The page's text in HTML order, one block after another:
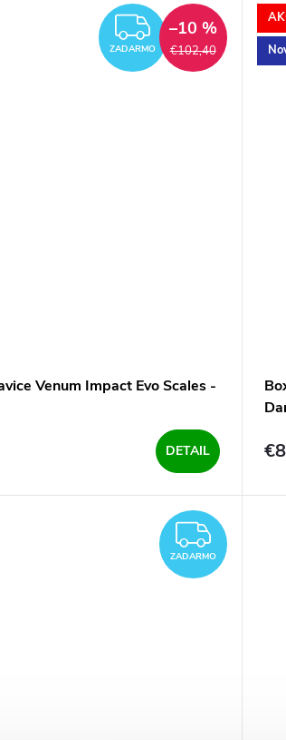
ZADARMO
ZADARMO €102,40
–10 %
Venum Impact Evo Scales -
DETAIL
ZADARMO